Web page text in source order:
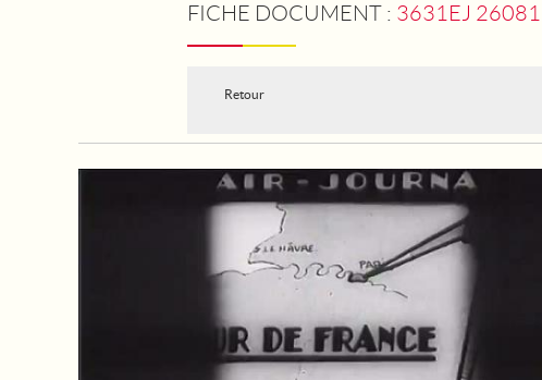
FICHE DOCUMENT : 3631EJ 26081
Retour